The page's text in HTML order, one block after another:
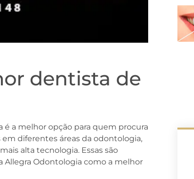
dentista de
é a melhor opção para quem procura
em diferentes áreas da odontologia,
alta tecnologia. Essas são
Allegra Odontologia como a melhor